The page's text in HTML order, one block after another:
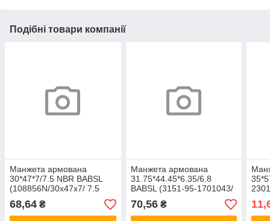
Подібні товари компанії
Манжета армована
30*47*7/7.5 NBR BABSL
(108856N/30х47х7/ 7.5
68,64 ₴
Манжета армована
31.75*44.45*6.35/6.8
BABSL (3151-95-1701043/
BABSL NBR)
70,56₴